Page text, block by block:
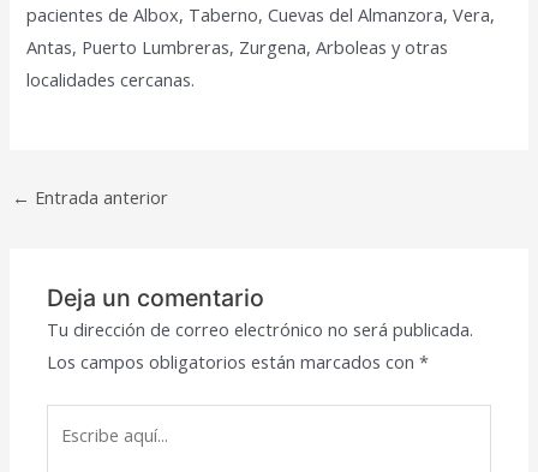
pacientes de Albox, Taberno, Cuevas del Almanzora, Vera,
Antas, Puerto Lumbreras, Zurgena, Arboleas y otras
localidades cercanas.
Navegación
← Entrada anterior
Deja un comentario
Tu dirección de correo electrónico no será publicada.
Los campos obligatorios están marcados con*